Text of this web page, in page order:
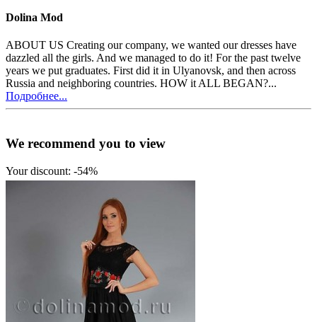
Dolina Mod
ABOUT US Creating our company, we wanted our dresses have
dazzled all the girls. And we managed to do it! For the past twelve
years we put graduates. First did it in Ulyanovsk, and then across
Russia and neighboring countries. HOW it ALL BEGAN?...
Подробнее...
We recommend you to view
Your discount: -54%